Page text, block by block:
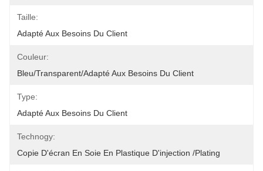
Taille:
Adapté Aux Besoins Du Client
Couleur:
Bleu/transparent/adapté Aux Besoins Du Client
Type:
Adapté Aux Besoins Du Client
Technogy:
Copie D'écran En Soie En Plastique D'injection /plating